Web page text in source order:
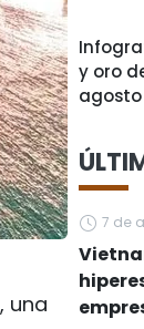
una
y oro
agosto
7 de